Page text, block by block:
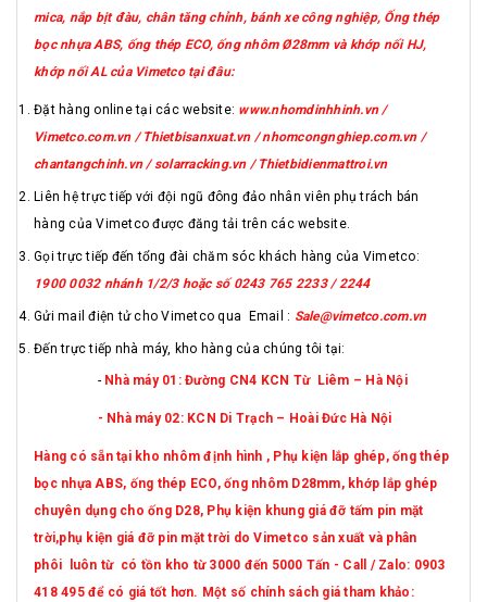
mica, nắp bịt đàu, chân tăng chỉnh, bánh xe công nghiệp, Ống thép
bọc nhựa ABS, ống thép ECO, ống nhôm Ø28mm và khớp nối HJ,
khớp nối AL của Vimetco tại đâu:
Đặt hàng online tại các website: www.nhomdinhhinh.vn /
Vimetco.com.vn / Thietbisanxuat.vn / nhomcongnghiep.com.vn /
chantangchinh.vn / solarracking.vn / Thietbidienmattroi.vn
Liên hệ trực tiếp với đội ngũ đông đảo nhân viên phụ trách bán
hàng của Vimetco được đăng tải trên các website.
Gọi trực tiếp đến tổng đài chăm sóc khách hàng của Vimetco:
1900 0032 nhánh 1/2/3 hoặc số 0243 765 2233 / 2244
Gửi mail điện tử cho Vimetco qua Email : Sale@vimetco.com.vn
Đến trực tiếp nhà máy, kho hàng của chúng tôi tại:
- Nhà máy 01: Đường CN4 KCN Từ Liêm – Hà Nội
- Nhà máy 02: KCN Di Trạch – Hoài Đức Hà Nội
Hàng có sẵn tại kho nhôm định hình , Phụ kiện lắp ghép, ống thép
bọc nhựa ABS, ống thép ECO, ống nhôm D28mm, khớp lắp ghép
chuyên dụng cho ống D28, Phụ kiện khung giá đỡ tấm pin mặt
trời,phụ kiện giá đỡ pin mặt trời do Vimetco sản xuất và phân
phôi luôn từ có tồn kho từ 3000 đến 5000 Tấn - Call / Zalo: 0903
418 495 để có giá tốt hơn. Một số chính sách giá tham khảo: